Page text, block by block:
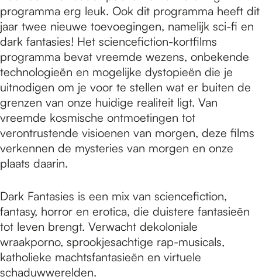
programma erg leuk. Ook dit programma heeft dit
jaar twee nieuwe toevoegingen, namelijk sci-fi en
dark fantasies! Het sciencefiction-kortfilms
programma bevat vreemde wezens, onbekende
technologieën en mogelijke dystopieën die je
uitnodigen om je voor te stellen wat er buiten de
grenzen van onze huidige realiteit ligt. Van
vreemde kosmische ontmoetingen tot
verontrustende visioenen van morgen, deze films
verkennen de mysteries van morgen en onze
plaats daarin.
Dark Fantasies is een mix van sciencefiction,
fantasy, horror en erotica, die duistere fantasieën
tot leven brengt. Verwacht dekoloniale
wraakporno, sprookjesachtige rap-musicals,
katholieke machtsfantasieën en virtuele
schaduwwerelden.